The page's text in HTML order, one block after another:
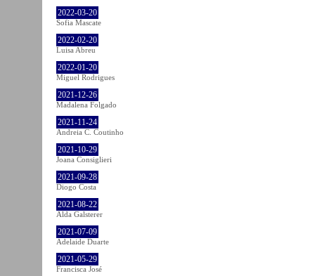
2022-03-20
Sofia Mascate
2022-02-20
Luisa Abreu
2022-01-20
Miguel Rodrigues
2021-12-26
Madalena Folgado
2021-11-24
Andreia C. Coutinho
2021-10-29
Joana Consiglieri
2021-09-28
Diogo Costa
2021-08-22
Alda Galsterer
2021-07-09
Adelaide Duarte
2021-05-29
Francisca José